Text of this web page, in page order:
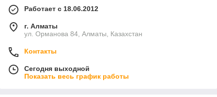
Работает с 18.06.2012
г. Алматы
ул. Орманова 84, Алматы, Казахстан
Контакты
Сегодня выходной
Показать весь график работы